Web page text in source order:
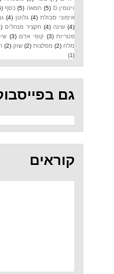
חמאה (5) כסף (5) עיתונות (5)
גלוטן (4) גנטיקה (4)
תקציר מנהלים (4) דגים (3) מפגש
קופי אדם (3) שינוי (3) אורגני (2)
(2) שוק (2) תוספי תזונה (2)
גם בפייסבוק -